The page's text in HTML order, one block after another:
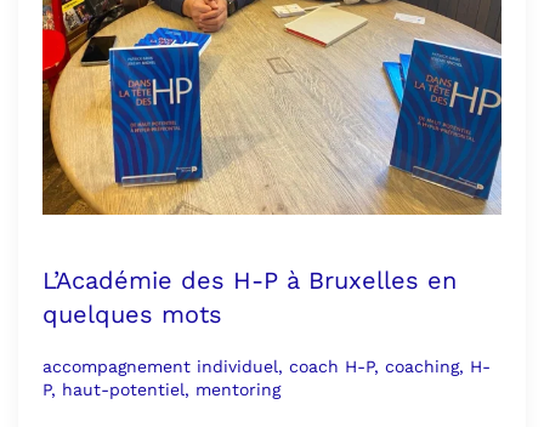
L’Académie des H-P à Bruxelles en
quelques mots
accompagnement individuel, coach H-P, coaching, H-
P, haut-potentiel, mentoring